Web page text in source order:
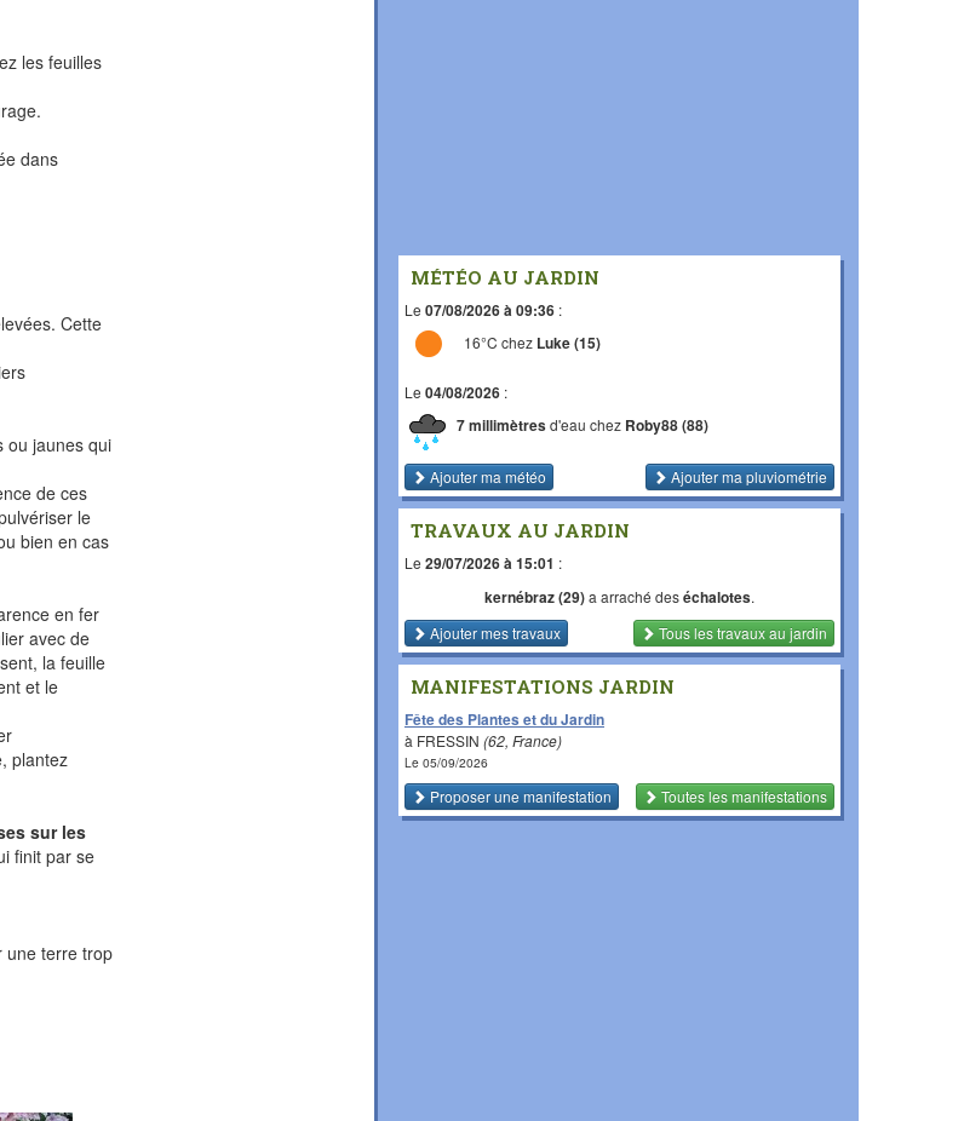
les feuilles
dans
Cette
ou jaunes qui
de ces
le
bien en cas
en fer
avec de
la feuille
et le
plantez
sur les
finit par se
une terre trop
MÉTÉO AU JARDIN
Le 07/08/2026 à 09:36 :
16°C chez Luke (15)
Le 04/08/2026 :
7 millimètresd'eau chez Roby88 (88)
Ajouter ma météo Ajouter ma pluviométrie
TRAVAUX AU JARDIN
Le 29/07/2026 à 15:01 :
kernébraz (29)a arraché deséchalotes.
Ajouter mes travaux
Tous les travauxau jardin
MANIFESTATIONS JARDIN
Fête des Plantes et du Jardin
à FRESSIN (62, France)
Le 05/09/2026
Proposer une manifestation Toutes les manifestations